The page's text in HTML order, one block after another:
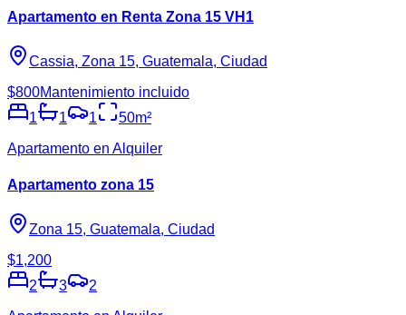
Apartamento en Renta Zona 15 VH1
Cassia, Zona 15, Guatemala, Ciudad
$800Mantenimiento incluido
1
1 1 50m²
Apartamento en Alquiler
Apartamento zona 15
Zona 15, Guatemala, Ciudad
$1,200
2
3
2